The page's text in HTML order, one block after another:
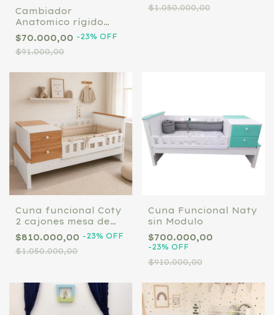
Cambiador
Anatomico rígido
universal para cuna
funcional
ESTAMPADO
$70.000,00 -23% OFF
$91.000,00
$1.050.000,00
Cuna funcional Coty
2 cajones mesa de
luz, baranda
deslizable, baulera.
paraíso sin modulo
$810.000,00 -23% OFF
$1.050.000,00
Cuna Funcional Naty
sin Modulo
$700.000,00
-23% OFF
$910.000,00